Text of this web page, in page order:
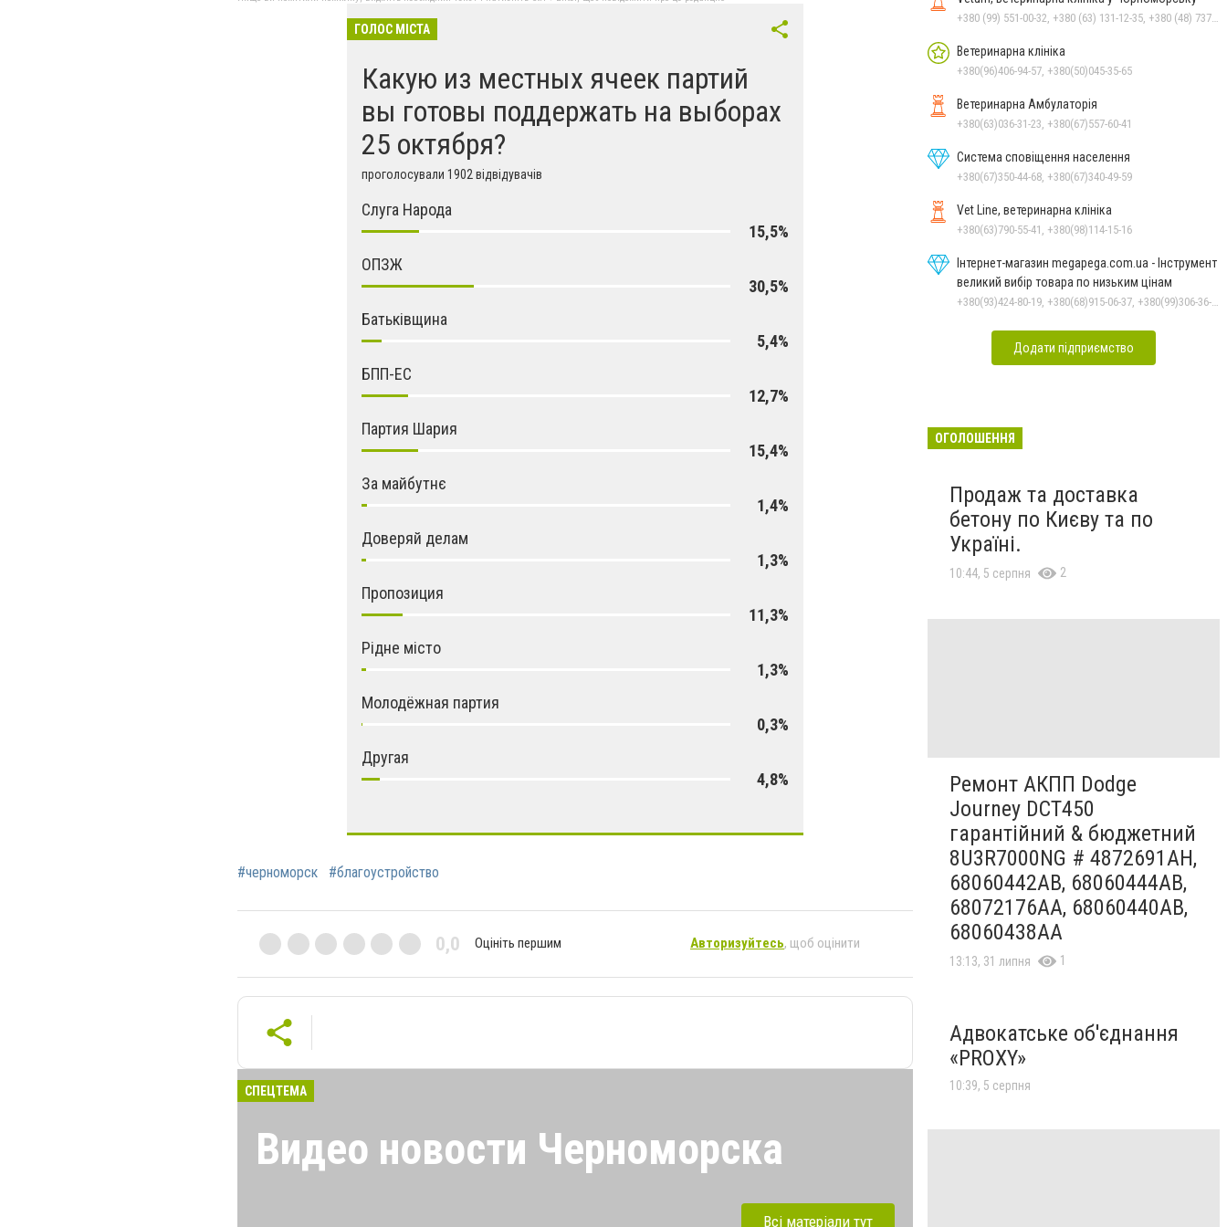
ГОЛОС МІСТА
Какую из местных ячеек партий
вы готовы поддержать на выборах
25 октября?
проголосували 1902 відвідувачів
Слуга Народа
15,5%
ОПЗЖ
30,5%
Батьківщина
5,4%
БПП-ЕС
12,7%
Партия Шария
15,4%
За майбутнє
1,4%
Доверяй делам
1,3%
Пропозиция
11,3%
Рідне місто
1,3%
Молодёжная партия
0,3%
Другая
4,8%
#черноморск #благоустройство
0,0 Оцініть першим Авторизуйтесь, щоб оцінити
СПЕЦТЕМА
Видео новости Черноморска
Всі матеріали тут
Ветеринарна клініка
+380(96)406-94-57, +380(50)045-35-65
Ветеринарна Амбулаторія
+380(63)036-31-23, +380(67)557-60-41
Система сповіщення населення
+380(67)350-44-68, +380(67)340-49-59
Vet Line, ветеринарна клініка
+380(63)790-55-41, +380(98)114-15-16
Інтернет-магазин megapega.com.ua - Інструмент
великий вибір товара по низьким цінам
Додати підприємство
ОГОЛОШЕННЯ
Продаж та доставка
бетону по Києву та по
Україні.
10:44, 5 серпня 2
Ремонт АКПП Dodge
Journey DCT450
гарантійний & бюджетний
8U3R7000NG # 4872691AH,
68060442AB, 68060444AB,
68072176AA, 68060440AB,
68060438AA
13:13, 31 липня 1
Адвокатське об'єднання
«PROXY»
10:39, 5 серпня